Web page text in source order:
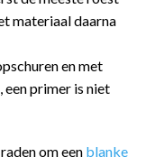
materiaal daarna
en met
primer is niet
om een blanke